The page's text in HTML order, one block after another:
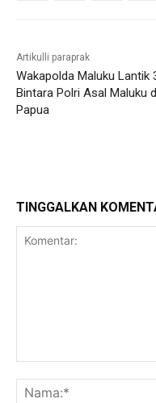
Artikulli paraprak
Wakapolda Maluku Lantik
Bintara Polri Asal Maluku
Papua
TINGGALKAN